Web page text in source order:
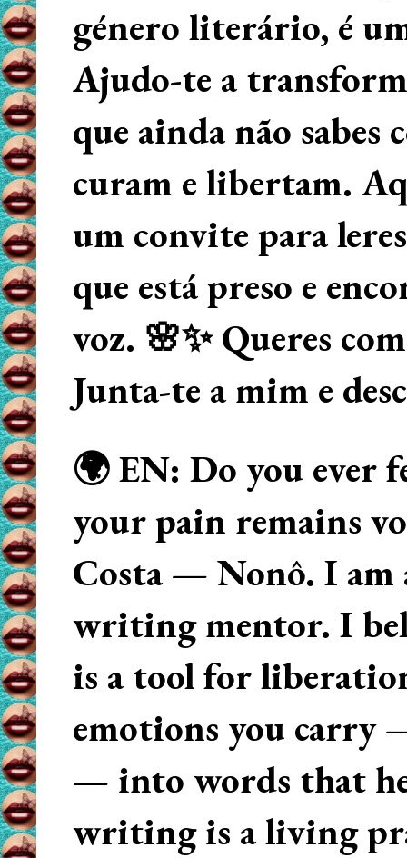
género literário, é
Ajudo-te a
que ainda não
curam e libertam.
um convite para
que está preso e
voz. 🌸✨ Queres
Junta-te a mim e
🌍 EN: Do you ever
your pain remains
Costa — Nonô. I am
writing mentor. I
is a tool for
emotions you carry
— into words that
writing is a living